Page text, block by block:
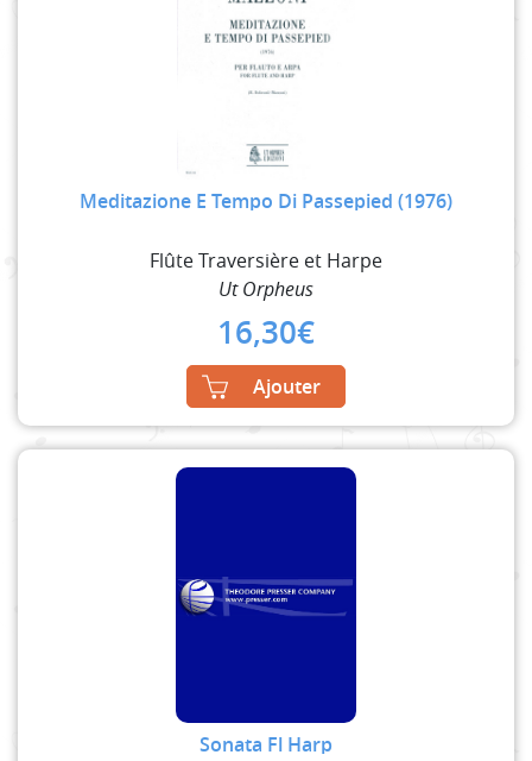
Meditazione E Tempo Di Passepied (1976)
Flûte Traversière et Harpe
Ut Orpheus
16,30€
Ajouter
Sonata Fl Harp